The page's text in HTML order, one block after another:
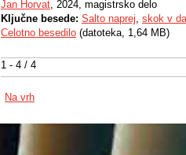
1 - 4 / 4
Jan Horvat, 2024, magistrsko delo
Ključne besede: Salto naprej, skok v
Celotno besedilo (datoteka, 1,64 MB)
Na vrh